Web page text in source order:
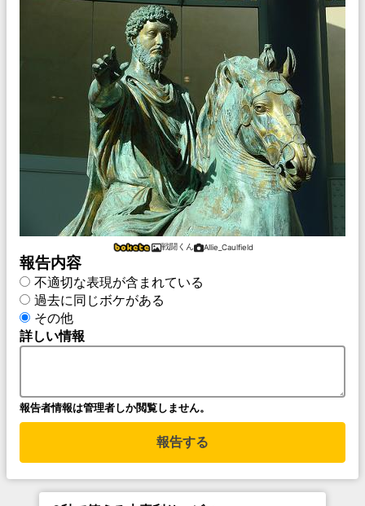
戦闘くん Allie_Caulfield
報告内容
不適切な表現が含まれている
過去に同じボケがある
その他
詳しい情報
報告者情報は管理者しか閲覧しません。
報告する